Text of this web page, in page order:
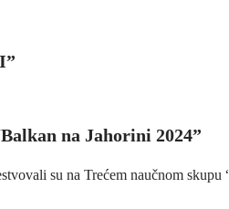
na Jahorini 2024”
su na Trećem naučnom skupu